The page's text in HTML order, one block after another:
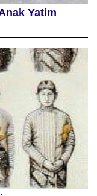
Yatim